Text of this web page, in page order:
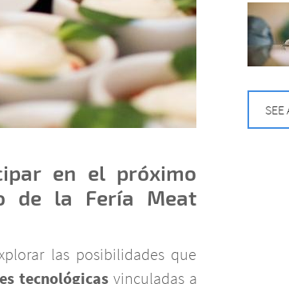
en el próximo
de la Fería Meat
las posibilidades que
tecnológicas vinculadas a
SEE